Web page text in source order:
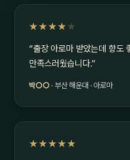
★★★★ ★
“출장 아로마 받았는데 향도
만족스러웠습니다.”
박○○ · 부산 해운대 · 아로마
★★★★★